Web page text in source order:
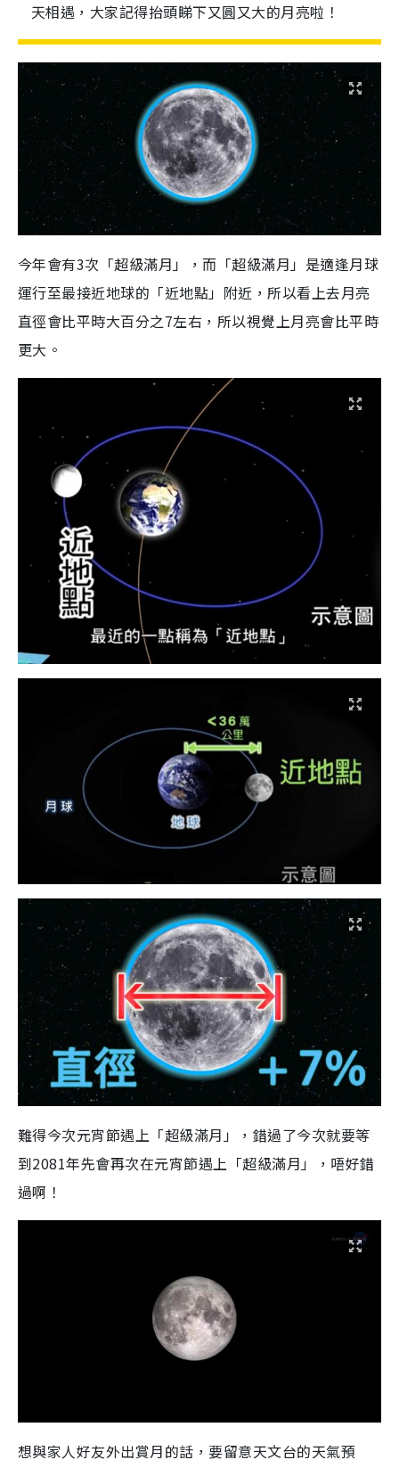
天相遇，大家記得抬頭睇下又圓又大的月亮啦！
今年會有3次「超級滿月」，而「超級滿月」是適逢月球
運行至最接近地球的「近地點」附近，所以看上去月亮
直徑會比平時大百分之7左右，所以視覺上月亮會比平時
更大。
難得今次元宵節遇上「超級滿月」，錯過了今次就要等
到2081年先會再次在元宵節遇上「超級滿月」，唔好錯
過啊！
想與家人好友外出賞月的話，要留意天文台的天氣預